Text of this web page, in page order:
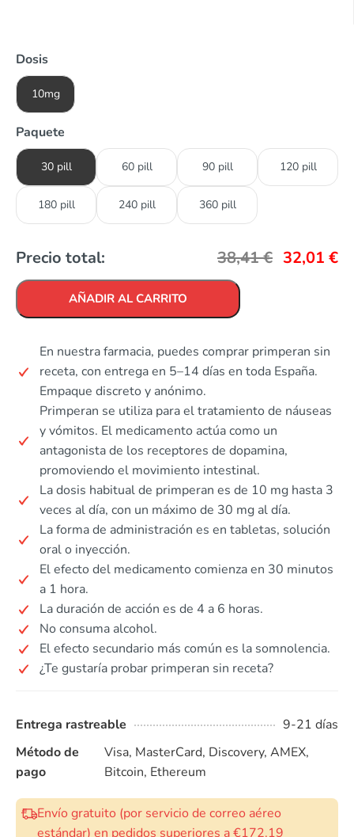
Dosis
10mg
Paquete
30 pill 60 pill 90 pill 120 pill
180 pill 240 pill 360 pill
Precio total: 38,41€ 32,01 €
AÑADIR AL CARRITO
En nuestra farmacia, puedes comprar primperan sin
receta, con entrega en 5–14 días en toda España.
Empaque discreto y anónimo.
Primperan se utiliza para el tratamiento de náuseas
y vómitos. El medicamento actúa como un
antagonista de los receptores de dopamina,
promoviendo el movimiento intestinal.
La dosis habitual de primperan es de 10 mg hasta 3
veces al día, con un máximo de 30 mg al día.
La forma de administración es en tabletas, solución
oral o inyección.
El efecto del medicamento comienza en 30 minutos
a 1 hora.
La duración de acción es de 4 a 6 horas.
No consuma alcohol.
El efecto secundario más común es la somnolencia.
¿Te gustaría probar primperan sin receta?
Entrega rastreable
9-21 días
Método de
pago
Visa, MasterCard, Discovery, AMEX,
Bitcoin, Ethereum
Envío gratuito (por servicio de correo aéreo
estándar) en pedidos superiores a €172.19